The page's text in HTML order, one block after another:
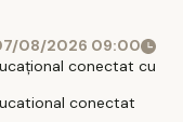
08/2026 09:00
conectat cu
conectat